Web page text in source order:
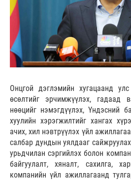
Онцгой дэглэмийн хугацаанд
өсөлтийг эрчимжүүлэх, гадаад
нөөцийг нэмэгдүүлэх, Үндэсний
хуулийн хэрэгжилтийг хангах
ачих, хил нэвтрүүлэх үйл
салбар дундын уялдааг
урьдчилан сэргийлэх болон
байгуулалт, хяналт, сахилга,
компанийн үйл ажиллагаанд